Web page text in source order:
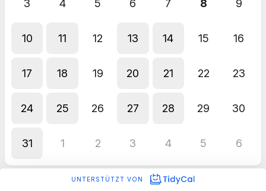
3 4 5 6 7 8 9
10 11 12 13 14 15 16
17 18 19 20 21 22 23
24 25 26 27 28 29 30
31 1 2 3 4 5 6
UNTERSTÜTZT VON